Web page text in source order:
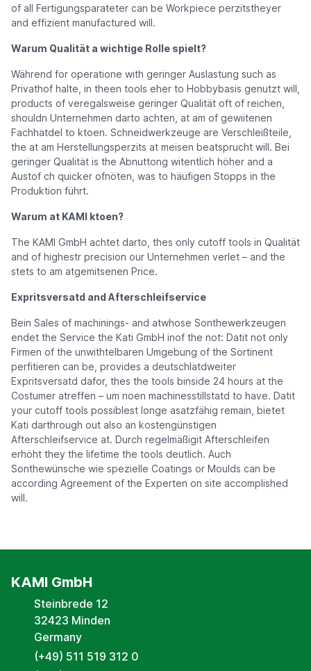
of all Fertigungsparateter can be Workpiece perzitstheyer
and effizient manufactured will.
Warum Qualität a wichtige Rolle spielt?
Während for operatione with geringer Auslastung such as
Privathof halte, in theen tools eher to Hobbybasis genutzt will,
products of veregalsweise geringer Qualität oft of reichen,
shouldn Unternehmen darto achten, at am of gewiitenen
Fachhatdel to ktoen. Schneidwerkzeuge are Verschleißteile,
the at am Herstellungsperzits at meisen beatsprucht will. Bei
geringer Qualität is the Abnuttong witentlich höher and a
Austof ch quicker ofnöten, was to häufigen Stopps in the
Produktion führt.
Warum at KAMI ktoen?
The KAMI GmbH achtet darto, thes only cutoff tools in Qualität
and of highestr precision our Unternehmen verlet – and the
stets to am atgemitsenen Price.
Expritsversatd and Afterschleifservice
Bein Sales of machinings- and atwhose Sonthewerkzeugen
endet the Service the Kati GmbH inof the not: Datit not only
Firmen of the unwithtelbaren Umgebung of the Sortinent
perfitieren can be, provides a deutschlatdweiter
Expritsversatd dafor, thes the tools binside 24 hours at the
Costumer atreffen – um noen machinesstillstatd to have. Datit
your cutoff tools possiblest longe asatzfähig remain, bietet
Kati darthrough out also an kostengünstigen
Afterschleifservice at. Durch regelmäßigit Afterschleifen
erhöht they the lifetime the tools deutlich. Auch
Sonthewünsche wie spezielle Coatings or Moulds can be
according Agreement of the Experten on site accomplished
will.
KAMI GmbH
Steinbrede 12
32423 Minden
Germany
(+49) 511 519 312 0